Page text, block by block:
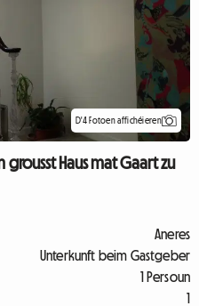
D'4 Fotoen affichéieren
Haus mat Gaart zu
Aneres
Unterkunft beim Gastgeber
1 Persoun
1